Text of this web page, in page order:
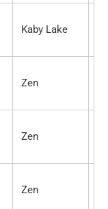
Kaby Lake
Zen
Zen
Zen